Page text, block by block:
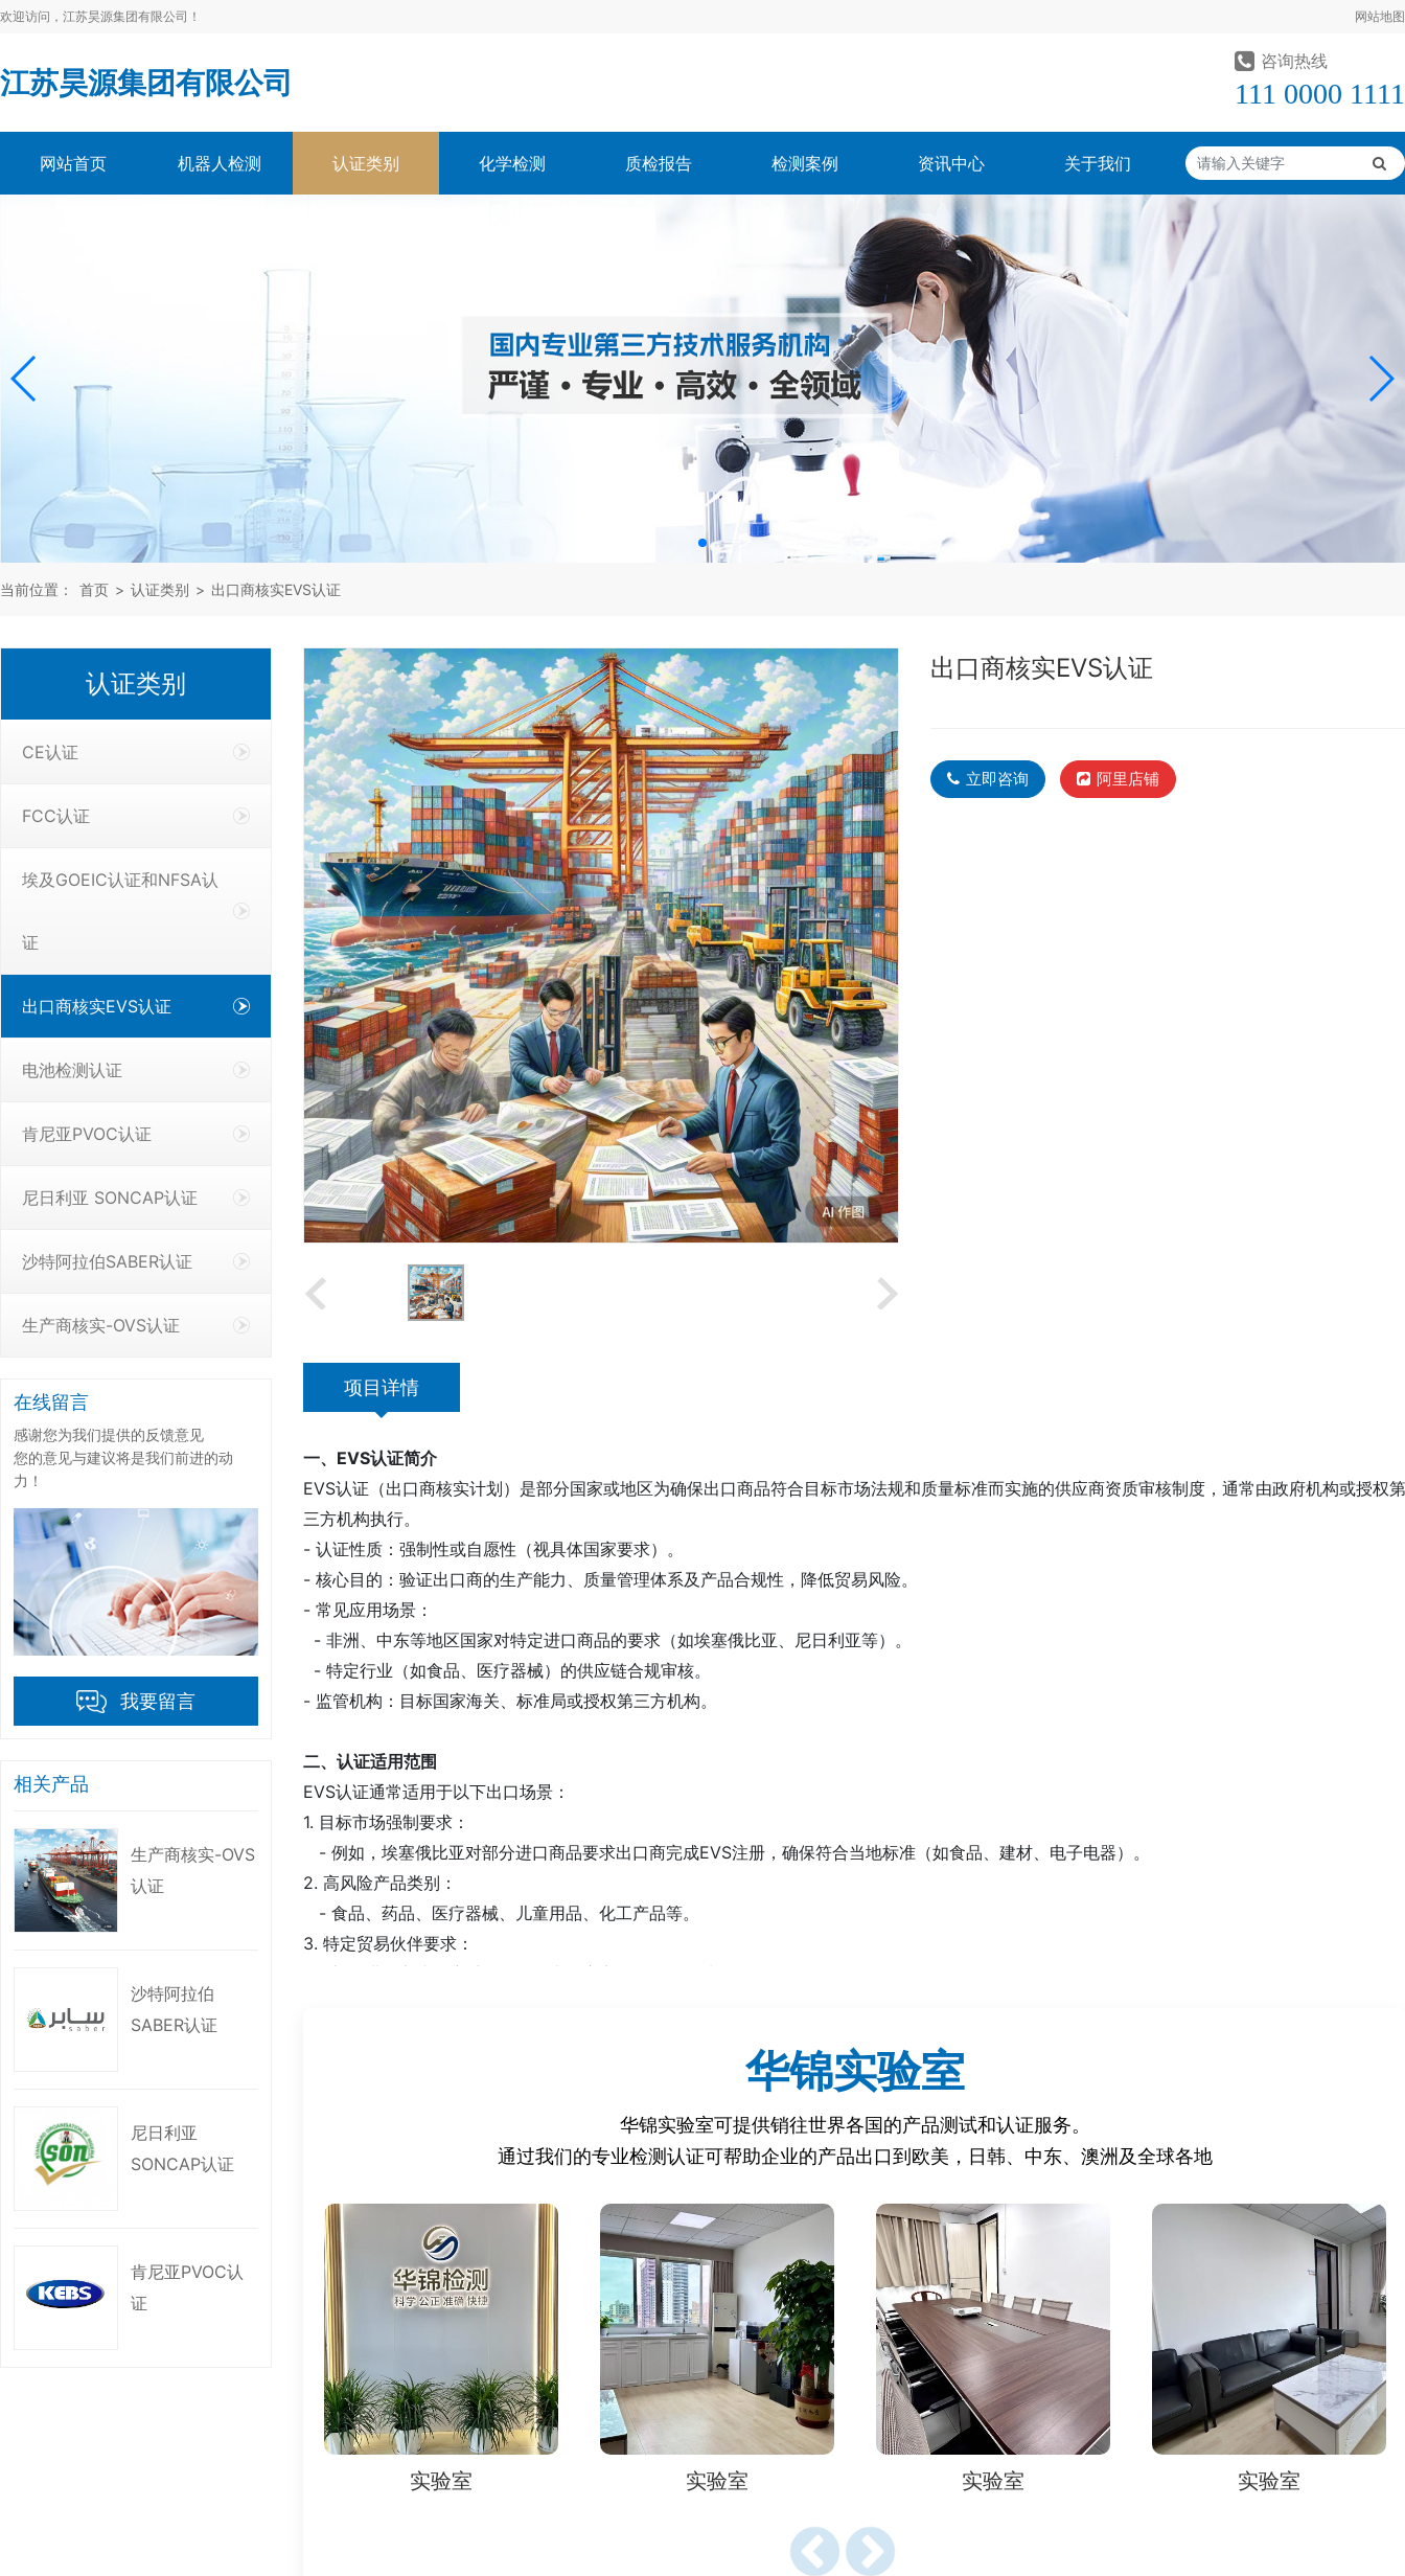
欢迎访问，江苏昊源集团有限公司！ 网站地图
江苏昊源集团有限公司
咨询热线
111 0000 1111
网站首页 机器人检测 认证类别 化学检测 质检报告 检测案例 资讯中心 关于我们
当前位置： 首页 > 认证类别 > 出口商核实EVS认证
认证类别
CE认证
FCC认证
埃及GOEIC认证和NFSA认
证
出口商核实EVS认证
电池检测认证
肯尼亚PVOC认证
尼日利亚 SONCAP认证
沙特阿拉伯SABER认证
生产商核实-OVS认证
在线留言
感谢您为我们提供的反馈意见
您的意见与建议将是我们前进的动
力！
我要留言
相关产品
生产商核实-OVS
认证
沙特阿拉伯
SABER认证
尼日利亚
SONCAP认证
肯尼亚PVOC认
证
出口商核实EVS认证
立即咨询 阿里店铺
项目详情
一、EVS认证简介
EVS认证（出口商核实计划）是部分国家或地区为确保出口商品符合目标市场法规和质量标准而实施的供应商资质审核制度，通常由政府机构或授权第
三方机构执行。
- 认证性质：强制性或自愿性（视具体国家要求）。
- 核心目的：验证出口商的生产能力、质量管理体系及产品合规性，降低贸易风险。
- 常见应用场景：
- 非洲、中东等地区国家对特定进口商品的要求（如埃塞俄比亚、尼日利亚等）。
- 特定行业（如食品、医疗器械）的供应链合规审核。
- 监管机构：目标国家海关、标准局或授权第三方机构。
二、认证适用范围
EVS认证通常适用于以下出口场景：
1. 目标市场强制要求：
- 例如，埃塞俄比亚对部分进口商品要求出口商完成EVS注册，确保符合当地标准（如食品、建材、电子电器）。
2. 高风险产品类别：
- 食品、药品、医疗器械、儿童用品、化工产品等。
3. 特定贸易伙伴要求：
- 部分进口商或政府采购项目要求供应商提供EVS资质证明。
- 未通过EVS认证可能导致货物在目的港被扣留、退回或罚款（如埃塞俄比亚强制EVS注册）。
3. 简化清关流程：
- EVS认证文件可加速海关审核，避免因资质问题导致的延误。
4. 规避贸易风险：
- 减少因质量问题引发的退货、索赔或法律纠纷。
四、认证所需资料
EVS认证的核心是验证出口商资质及产品合规性，通常需提交以下文件：
1. 出口商资质文件
- 公司营业执照（需翻译成英文或目标国家语言并经公证）。
- 工厂生产许可证（如适用）。
华锦实验室
华锦实验室可提供销往世界各国的产品测试和认证服务。
通过我们的专业检测认证可帮助企业的产品出口到欧美，日韩、中东、澳洲及全球各地
实验室 实验室 实验室 实验室